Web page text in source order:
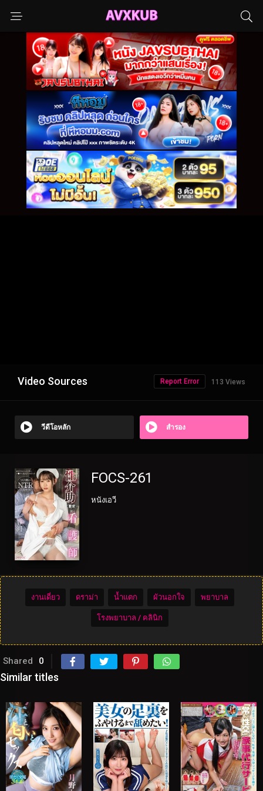
Video Sources 113 Views
Report Error
วีดีโอหลัก สำรอง
FOCS-261
หนังเอวี
งานเดี่ยว ดราม่า น้ำแตก ผัวนอกใจ พยาบาล
โรงพยาบาล / คลินิก
Shared 0
Similar titles